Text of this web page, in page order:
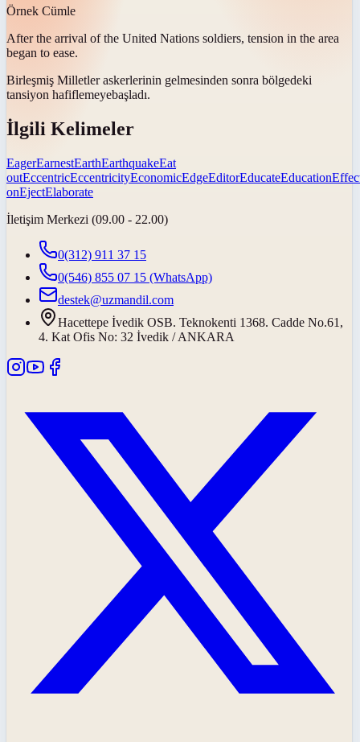
Örnek Cümle
After the arrival of the United Nations soldiers, tension in the area
began to ease.
Birleşmiş Milletler askerlerinin gelmesinden sonra bölgedeki
tansiyon hafiflemeyebaşladı.
İlgili Kelimeler
EagerEarnestEarthEarthquakeEat
outEccentricEccentricityEconomicEdgeEditorEducateEducation
onEjectElaborate
İletişim Merkezi (09.00 - 22.00)
0(312) 911 37 15
0(546) 855 07 15 (WhatsApp)
destek@uzmandil.com
Hacettepe İvedik OSB. Teknokenti 1368. Cadde No.61,
4. Kat Ofis No: 32 İvedik / ANKARA